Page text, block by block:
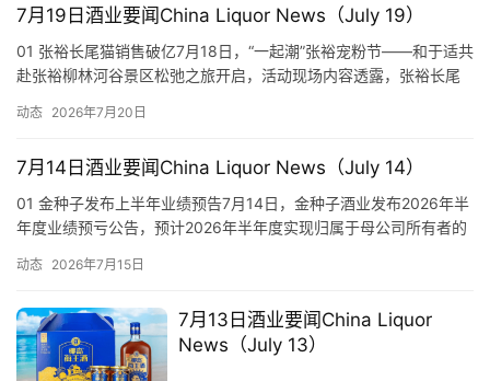
首
页
公
司
深
人
物
7月19日酒业要闻China Liquor News（July 19）
01 张裕长尾猫销售破亿7月18日，“一起潮”张裕宠粉节——和于适共
赴张裕柳林河谷景区松弛之旅开启，活动现场内容透露，张裕长尾
Exceed RMB 100 MillionOn July 18, the “Go Trendy” Changyu
动态 2026年7月20日
7月14日酒业要闻China Liquor News（July 14）
01 金种子发布上半年业绩预告7月14日，金种子酒业发布2026年半
年度业绩预亏公告，预计2026年半年度实现归属于母公司所有者的
常性损益后的净利润为-7600万元到-6400万元。 01 Jinzhongzi
动态 2026年7月15日
7月13日酒业要闻China Liquor
News（July 13）